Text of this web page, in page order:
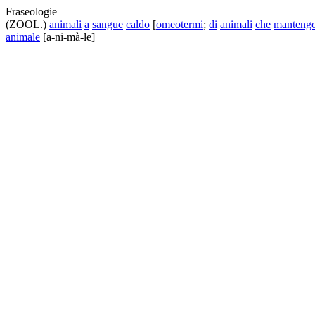
Fraseologie
(ZOOL.) animali a sangue caldo [omeotermi; di animali che
animale [a-ni-mà-le]